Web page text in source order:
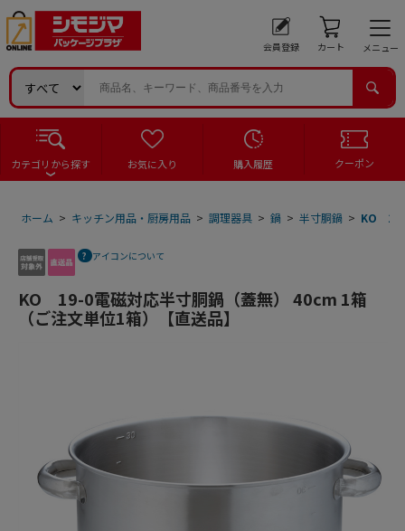
会員登録 カート メニュー
カテゴリから探す お気に入り 購入履歴 クーポン
ホーム > キッチン用品・厨房用品 > 調理器具 > 鍋 > 半寸胴鍋 > KO 19-
アイコンについて
KO 19-0電磁対応半寸胴鍋（蓋無） 40cm 1箱
（ご注文単位1箱）【直送品】